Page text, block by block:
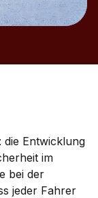
die Entwicklung
im
bei der
jeder Fahrer